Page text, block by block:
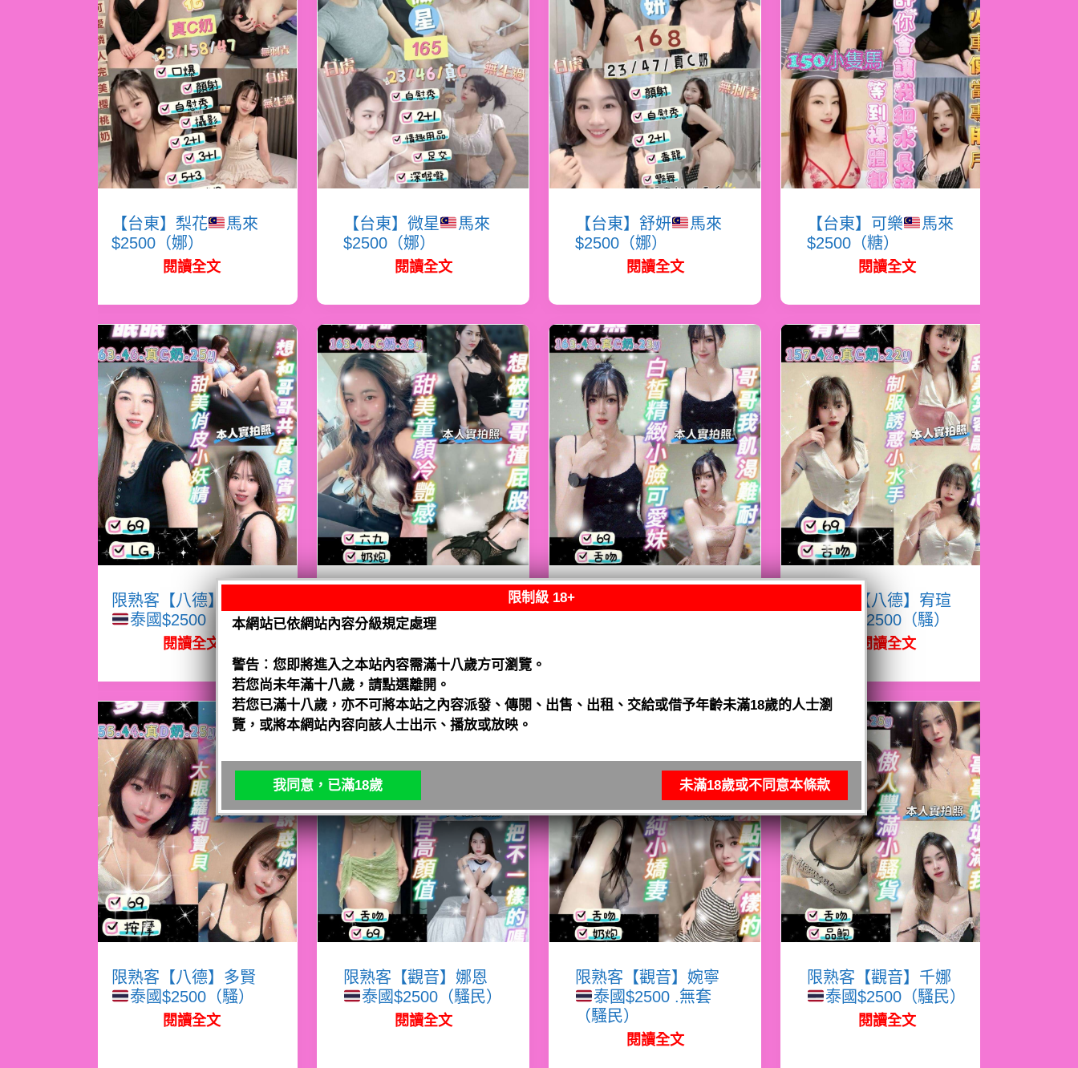
【台東】梨花
馬來
$2500（娜）
閱讀全文
【台東】微星
馬來
$2500（娜）
閱讀全文
【台東】舒妍
馬來
$2500（娜）
閱讀全文
【台東】可樂
馬來
$2500（糖）
閱讀全文
限熟客【八德】眠眠
泰國$2500（騷）
閱讀全文
泰國$2500（騷）
限熟客【八德】宥瑄
泰國$2500（騷）
閱讀全文
限熟客【八德】多賢
泰國$2500（騷）
閱讀全文
限熟客【觀音】娜恩
泰國$2500（騷民）
閱讀全文
限熟客【觀音】婉寧
泰國$2500 .無套
（騷民）
閱讀全文
限熟客【觀音】千娜
泰國$2500（騷民）
閱讀全文
限制級 18+
本網站已依網站內容分級規定處理
警告︰您即將進入之本站內容需滿十八歲方可瀏覽。
若您尚未年滿十八歲，請點選離開。
若您已滿十八歲，亦不可將本站之內容派發、傳閱、出售、出租、交給或借予年齡未滿18歲的人士瀏
覽，或將本網站內容向該人士出示、播放或放映。
我同意，已滿18歲 未滿18歲或不同意本條款